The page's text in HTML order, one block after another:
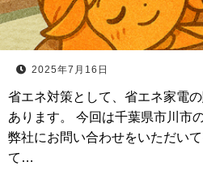
2025年7月16日
省エネ対策として、省エネ家電
あります。 今回は千葉県市川市
弊社にお問い合わせをいただい
て…